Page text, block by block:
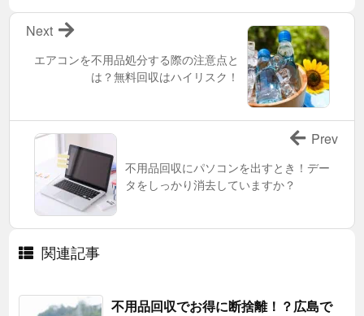
エアコンを不用品処分する際の注意点と
は？無料回収はハイリスク！
Next
不用品回収にパソコンを出すとき！デー
タをしっかり消去していますか？
Prev
関連記事
不用品回収でお得に断捨離！？広島で